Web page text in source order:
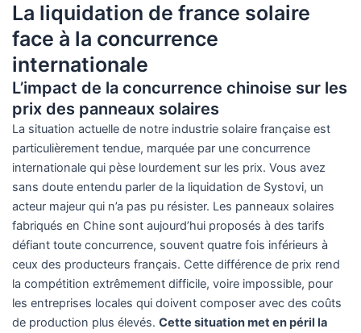
La liquidation de france solaire
face à la concurrence
internationale
L’impact de la concurrence chinoise sur les
prix des panneaux solaires
La situation actuelle de notre industrie solaire française est
particulièrement tendue, marquée par une concurrence
internationale qui pèse lourdement sur les prix. Vous avez
sans doute entendu parler de la liquidation de Systovi, un
acteur majeur qui n’a pas pu résister. Les panneaux solaires
fabriqués en Chine sont aujourd’hui proposés à des tarifs
défiant toute concurrence, souvent quatre fois inférieurs à
ceux des producteurs français. Cette différence de prix rend
la compétition extrêmement difficile, voire impossible, pour
les entreprises locales qui doivent composer avec des coûts
de production plus élevés. Cette situation met en péril la